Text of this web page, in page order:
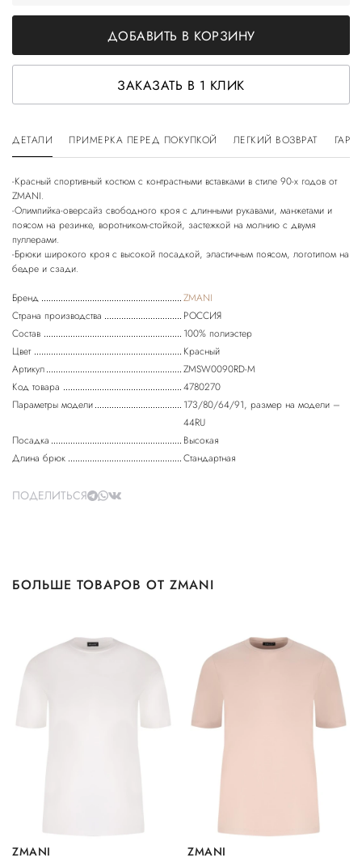
ДОБАВИТЬ В КОРЗИНУ
ЗАКАЗАТЬ В 1 КЛИК
ДЕТАЛИ ПРИМЕРКА ПЕРЕД ПОКУПКОЙ ЛЕГКИЙ ВОЗВРАТ
-Красный спортивный костюм с контрастными вставками в стиле 90-х годов от
ZMANI.
-Олимпийка-оверсайз свободного кроя с длинными рукавами, манжетами и
поясом на резинке, воротником-стойкой, застежкой на молнию с двумя
пуллерами.
-Брюки широкого кроя с высокой посадкой, эластичным поясом, логотипом на
Бренд
ZMANI
Страна производства
РОССИЯ
Состав
100% полиэстер
Цвет
Красный
Артикул
ZMSW0090RD-M
Код товара
4780270
Параметры модели
173/80/64/91, размер на модели –
44RU
Посадка
Высокая
Длина брюк
Стандартная
ПОДЕЛИТЬСЯ
БОЛЬШЕ ТОВАРОВ ОТ ZMANI
ZMANI ZMANI